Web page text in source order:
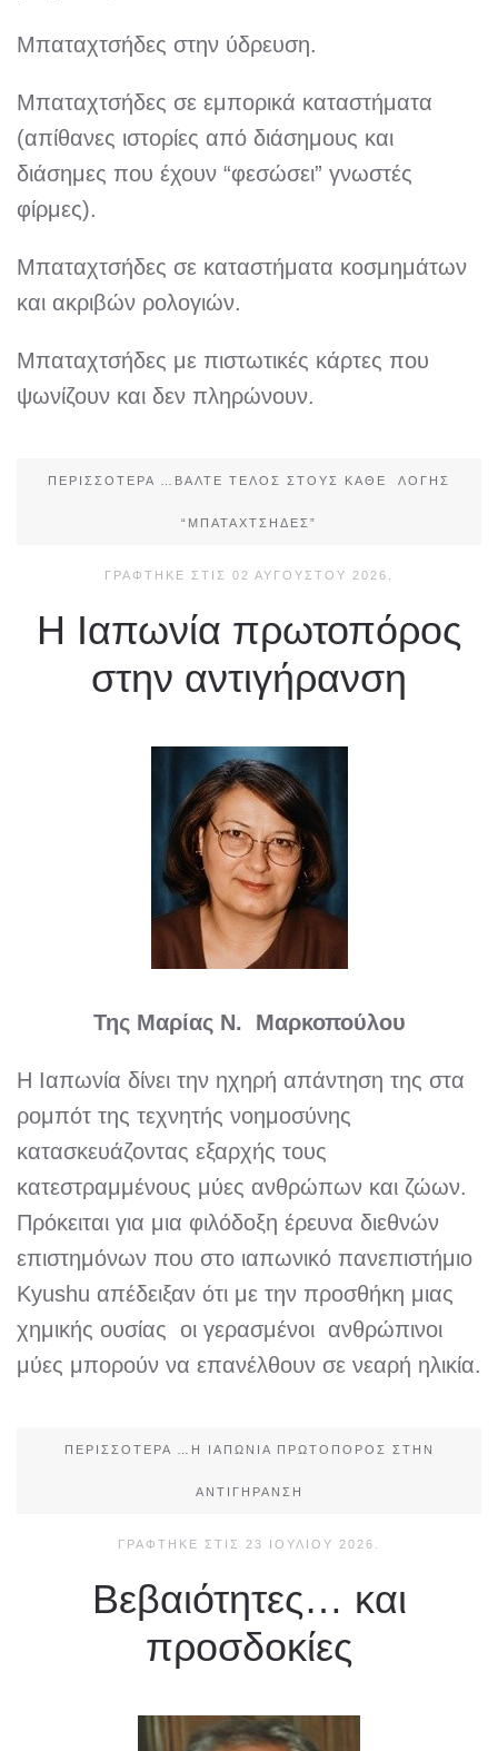
Μπαταχτσήδες στην ύδρευση.
Μπαταχτσήδες σε εμπορικά καταστήματα
(απίθανες ιστορίες από διάσημους και
διάσημες που έχουν “φεσώσει” γνωστές
φίρμες).
Μπαταχτσήδες σε καταστήματα κοσμημάτων
και ακριβών ρολογιών.
Μπαταχτσήδες με πιστωτικές κάρτες που
ψωνίζουν και δεν πληρώνουν.
ΠΕΡΙΣΣΌΤΕΡΑ …ΒΆΛΤΕ ΤΈΛΟΣ ΣΤΟΥΣ ΚΆΘΕ ΛΟΓΉΣ
“ΜΠΑΤΑΧΤΣΉΔΕΣ”
ΓΡΆΦΤΗΚΕ ΣΤΙΣ 02 ΑΥΓΟΎΣΤΟΥ 2026
Η Ιαπωνία πρωτοπόρος
στην αντιγήρανση
Της Μαρίας Ν. Μαρκοπούλου
Η Ιαπωνία δίνει την ηχηρή απάντηση της στα
ρομπότ της τεχνητής νοημοσύνης
κατασκευάζοντας εξαρχής τους
κατεστραμμένους μύες ανθρώπων και ζώων.
Πρόκειται για μια φιλόδοξη έρευνα διεθνών
επιστημόνων που στο ιαπωνικό πανεπιστήμιο
Kyushu απέδειξαν ότι με την προσθήκη μιας
χημικής ουσίας οι γερασμένοι ανθρώπινοι
μύες μπορούν να επανέλθουν σε νεαρή ηλικία.
ΠΕΡΙΣΣΌΤΕΡΑ …Η ΙΑΠΩΝΊΑ ΠΡΩΤΟΠΌΡΟΣ ΣΤΗΝ
ΑΝΤΙΓΉΡΑΝΣΗ
ΓΡΆΦΤΗΚΕ ΣΤΙΣ 23 ΙΟΥΛΊΟΥ 2026
Βεβαιότητες… και
προσδοκίες